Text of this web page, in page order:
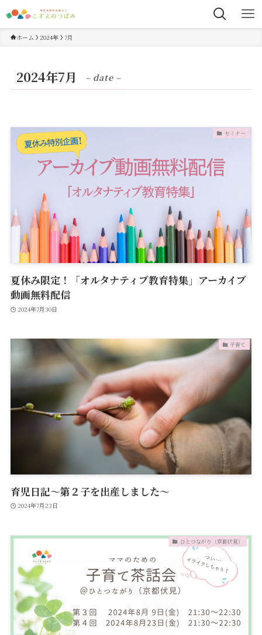
ホーム 2024年 7月
2024年7月 – date –
セミナー
夏休み限定！「オルタナティブ教育特集」アーカイブ
動画無料配信
2024年7月30日
子育て
育児日記～第２子を出産しました～
2024年7月23日
ひとつながり（京都伏見）